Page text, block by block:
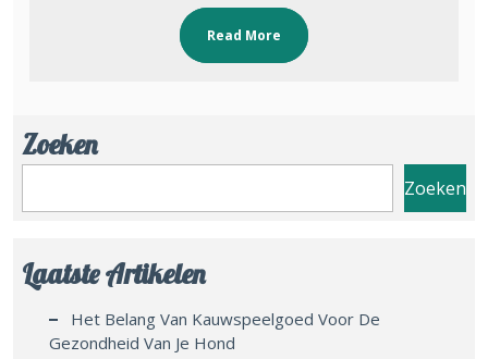
Read More
Zoeken
Zoeken
Laatste Artikelen
Het Belang Van Kauwspeelgoed Voor De
Gezondheid Van Je Hond